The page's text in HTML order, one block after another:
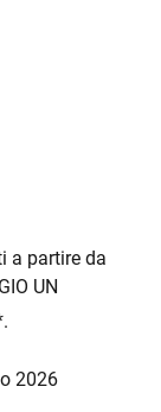
a partire da
UN
2026